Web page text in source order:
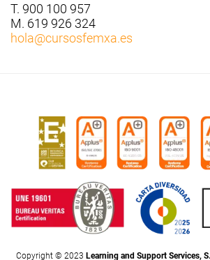
T. 900 100 957
M. 619 926 324
hola@cursosfemxa.es
Copyright © 2023 Learning and Support Services,